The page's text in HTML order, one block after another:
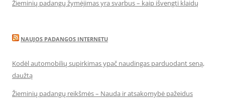
Žieminių padangų žymėjimas yra svarbus – kaip išvengti klaidų
NAUJOS PADANGOS INTERNETU
Kodėl automobilių supirkimas ypač naudingas parduodant seną,
daužtą
Žieminių padangų reikšmės – Nauda ir atsakomybė pažeidus